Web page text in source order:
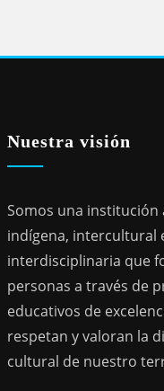
Nuestra visión
Somos una institución
indígena, intercultural
interdisciplinaria que
personas a través de
educativos de
respetan y valoran la
cultural de nuestro